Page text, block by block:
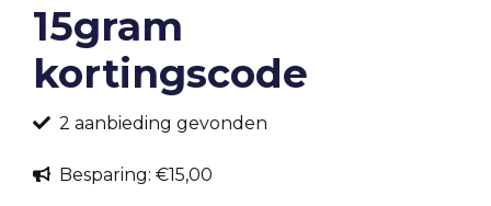
15gram
kortingscode
2 aanbieding gevonden
Besparing: €15,00